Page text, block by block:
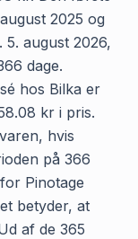
2025 og
august 2026,
dage.
hos Bilka er
kr i pris.
hvis
på 366
Pinotage
betyder, at
af de 365